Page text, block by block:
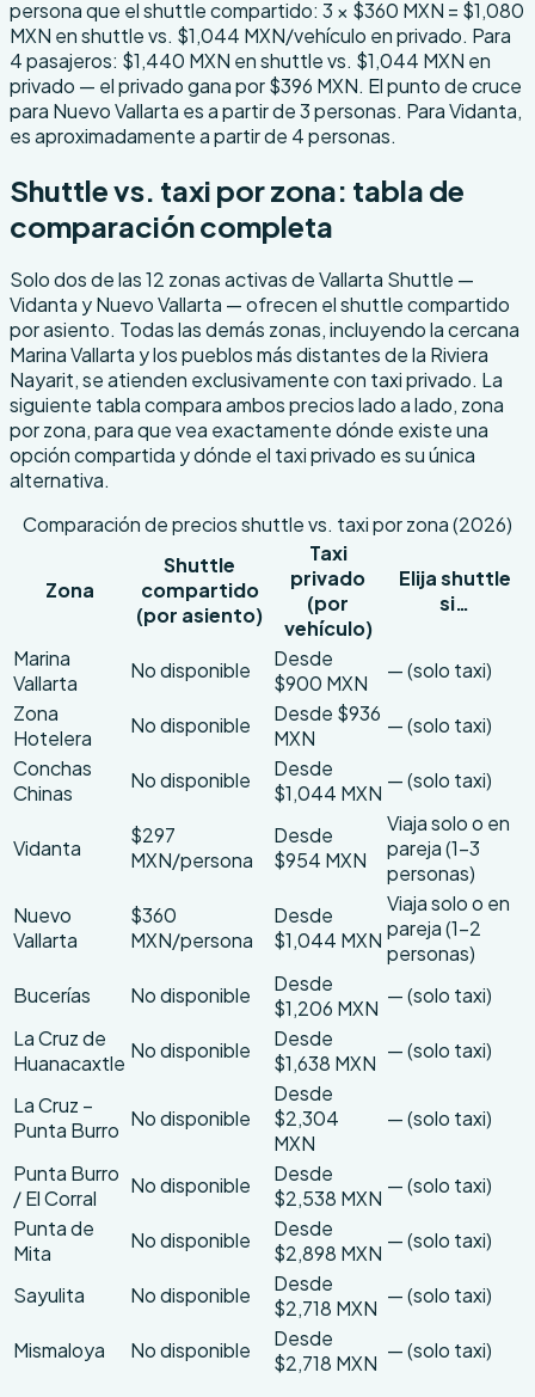
persona que el shuttle compartido: 3 × $360 MXN = $1,080
MXN en shuttle vs. $1,044 MXN/vehículo en privado. Para
4 pasajeros: $1,440 MXN en shuttle vs. $1,044 MXN en
privado — el privado gana por $396 MXN. El punto de cruce
para Nuevo Vallarta es a partir de 3 personas. Para Vidanta,
es aproximadamente a partir de 4 personas.
Shuttle vs. taxi por zona: tabla de
comparación completa
Solo dos de las 12 zonas activas de Vallarta Shuttle —
Vidanta y Nuevo Vallarta — ofrecen el shuttle compartido
por asiento. Todas las demás zonas, incluyendo la cercana
Marina Vallarta y los pueblos más distantes de la Riviera
Nayarit, se atienden exclusivamente con taxi privado. La
siguiente tabla compara ambos precios lado a lado, zona
por zona, para que vea exactamente dónde existe una
opción compartida y dónde el taxi privado es su única
alternativa.
Comparación de precios shuttle vs. taxi por zona (2026)
Zona
Shuttle
compartido
(por asiento)
Taxi
privado
(por
vehículo)
Elija shuttle
si…
Marina
Vallarta
No disponible
Desde
$900 MXN
— (solo taxi)
Zona
Hotelera
No disponible
Desde $936
MXN
— (solo taxi)
Conchas
Chinas
No disponible
Desde
$1,044 MXN
— (solo taxi)
Vidanta
$297
MXN/persona
Desde
$954 MXN
Viaja solo o en
pareja (1–3
personas)
Nuevo
Vallarta
$360
MXN/persona
Desde
$1,044 MXN
Viaja solo o en
pareja (1–2
personas)
Bucerías
No disponible
Desde
$1,206 MXN
— (solo taxi)
La Cruz de
Huanacaxtle
No disponible
Desde
$1,638 MXN
— (solo taxi)
La Cruz –
Punta Burro No disponible
Desde
$2,304
MXN
— (solo taxi)
Punta Burro
/ El Corral
No disponible
Desde
$2,538 MXN
— (solo taxi)
Punta de
Mita
No disponible
Desde
$2,898 MXN
— (solo taxi)
Sayulita No disponible
Desde
$2,718 MXN
— (solo taxi)
Mismaloya No disponible
Desde
$2,718 MXN
— (solo taxi)